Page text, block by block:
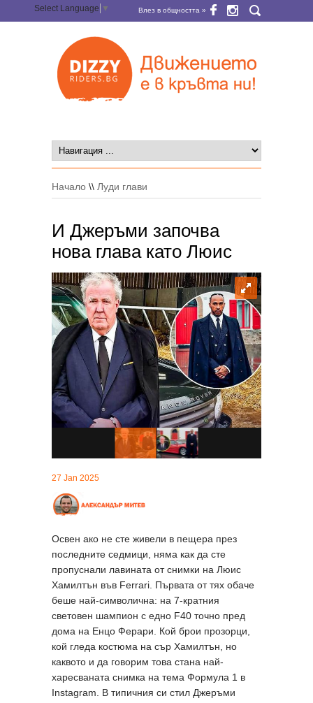
Select Language ▼ Влез в общността »
Начало \\ Луди глави
И Джеръми започва
нова глава като Люис
27 Jan 2025
Освен ако не сте живели в пещера през
последните седмици, няма как да сте
пропуснали лавината от снимки на Люис
Хамилтън във Ferrari. Първата от тях обаче
беше най-символична: на 7-кратния
световен шампион с едно F40 точно пред
дома на Енцо Ферари. Кой брои прозорци,
кой гледа костюма на сър Хамилтън, но
каквото и да говорим това стана най-
харесваната снимка на тема Формула 1 в
Instagram. В типичния си стил Джеръми